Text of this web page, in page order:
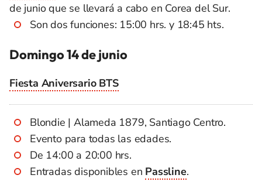
de junio que se llevará a cabo en Corea del Sur.
Son dos funciones: 15:00 hrs. y 18:45 hts.
Domingo 14 de junio
Fiesta Aniversario BTS
Blondie | Alameda 1879, Santiago Centro.
Evento para todas las edades.
De 14:00 a 20:00 hrs.
Entradas disponibles en Passline.